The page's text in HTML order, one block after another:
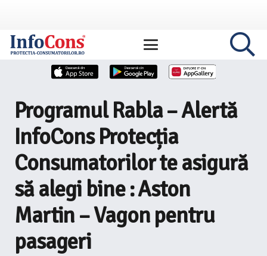
Programul Rabla – Alertă
InfoCons Protecția
Consumatorilor te asigură
să alegi bine : Aston
Martin – Vagon pentru
pasageri